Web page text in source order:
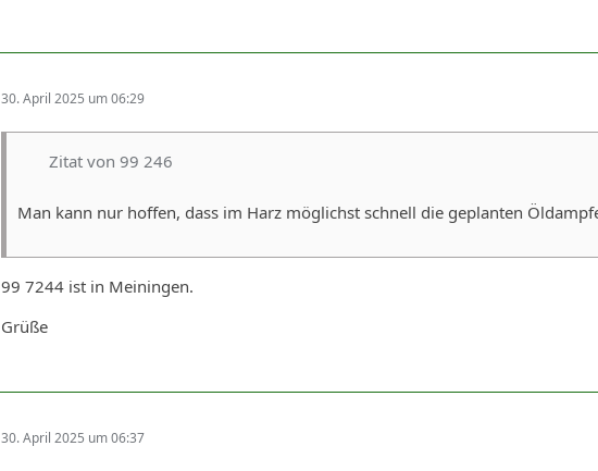
30. April 2025 um 06:29
Zitat von 99 246
Man kann nur hoffen, dass im Harz möglichst schnell die geplanten
99 7244 ist in Meiningen.
Grüße
30. April 2025 um 06:37